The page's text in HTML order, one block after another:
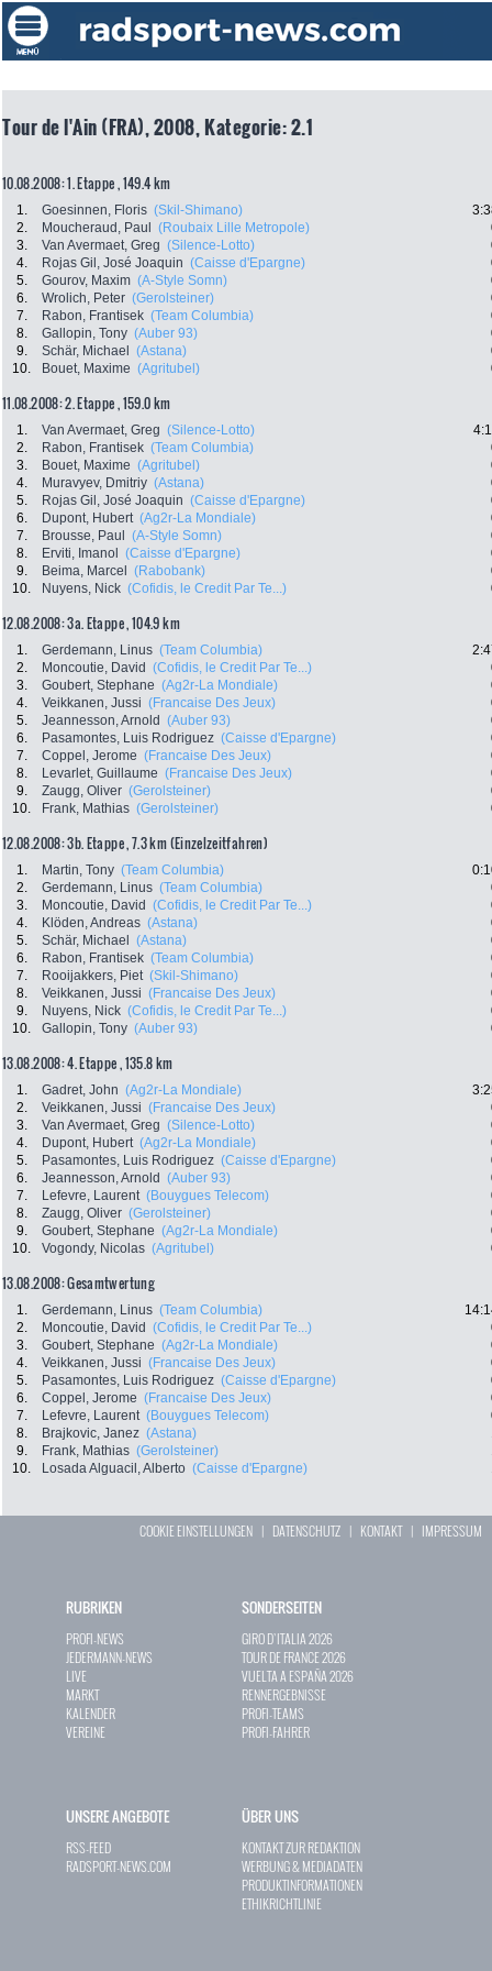
Tour de l'Ain (FRA), 2008, Kategorie: 2.1
10.08.2008: 1. Etappe , 149.4 km
1. Goesinnen, Floris (Skil-Shimano)
2.
Moucheraud, Paul (Roubaix Lille Metropole)
3.
Van Avermaet, Greg (Silence-Lotto)
4.
Rojas Gil, José Joaquin (Caisse d'Epargne)
5.
Gourov, Maxim (A-Style Somn)
6.
Wrolich, Peter (Gerolsteiner)
7.
Rabon, Frantisek (Team Columbia)
8.
Gallopin, Tony (Auber 93)
9.
Schär, Michael (Astana)
10.
Bouet, Maxime (Agritubel)
11.08.2008: 2. Etappe , 159.0 km
1. Van Avermaet, Greg (Silence-Lotto)
2.
Rabon, Frantisek (Team Columbia)
3.
Bouet, Maxime (Agritubel)
4.
Muravyev, Dmitriy (Astana)
5.
Rojas Gil, José Joaquin (Caisse d'Epargne)
6.
Dupont, Hubert (Ag2r-La Mondiale)
7.
Brousse, Paul (A-Style Somn)
8.
Erviti, Imanol (Caisse d'Epargne)
9.
Beima, Marcel (Rabobank)
10.
Nuyens, Nick (Cofidis, le Credit Par Te...)
12.08.2008: 3a. Etappe , 104.9 km
1. Gerdemann, Linus (Team Columbia)
2.
Moncoutie, David (Cofidis, le Credit Par Te...)
3.
Goubert, Stephane (Ag2r-La Mondiale)
4.
Veikkanen, Jussi (Francaise Des Jeux)
5.
Jeannesson, Arnold (Auber 93)
6.
Pasamontes, Luis Rodriguez (Caisse d'Epargne)
7.
Coppel, Jerome (Francaise Des Jeux)
8.
Levarlet, Guillaume (Francaise Des Jeux)
9.
Zaugg, Oliver (Gerolsteiner)
10.
Frank, Mathias (Gerolsteiner)
12.08.2008: 3b. Etappe , 7.3 km (Einzelzeitfahren)
1. Martin, Tony (Team Columbia)
2.
Gerdemann, Linus (Team Columbia)
3.
Moncoutie, David (Cofidis, le Credit Par Te...)
4.
Klöden, Andreas (Astana)
5.
Schär, Michael (Astana)
6.
Rabon, Frantisek (Team Columbia)
7.
Rooijakkers, Piet (Skil-Shimano)
8.
Veikkanen, Jussi (Francaise Des Jeux)
9.
Nuyens, Nick (Cofidis, le Credit Par Te...)
10.
Gallopin, Tony (Auber 93)
13.08.2008: 4. Etappe , 135.8 km
1. Gadret, John (Ag2r-La Mondiale)
2.
Veikkanen, Jussi (Francaise Des Jeux)
3.
Van Avermaet, Greg (Silence-Lotto)
4.
Dupont, Hubert (Ag2r-La Mondiale)
5.
Pasamontes, Luis Rodriguez (Caisse d'Epargne)
6.
Jeannesson, Arnold (Auber 93)
7.
Lefevre, Laurent (Bouygues Telecom)
8.
Zaugg, Oliver (Gerolsteiner)
9.
Goubert, Stephane (Ag2r-La Mondiale)
10.
Vogondy, Nicolas (Agritubel)
13.08.2008: Gesamtwertung
1. Gerdemann, Linus (Team Columbia)
2.
Moncoutie, David (Cofidis, le Credit Par Te...)
3.
Goubert, Stephane (Ag2r-La Mondiale)
4.
Veikkanen, Jussi (Francaise Des Jeux)
5.
Pasamontes, Luis Rodriguez (Caisse d'Epargne)
6.
Coppel, Jerome (Francaise Des Jeux)
7.
Lefevre, Laurent (Bouygues Telecom)
8.
Brajkovic, Janez (Astana)
9.
Frank, Mathias (Gerolsteiner)
10.
Losada Alguacil, Alberto (Caisse d'Epargne)
COOKIE EINSTELLUNGEN | DATENSCHUTZ | KONTAKT| IMPRESSUM
RUBRIKEN
PROFI-NEWS
JEDERMANN-NEWS
LIVE
MARKT
KALENDER
VEREINE
SONDERSEITEN
GIRO D`ITALIA 2026
TOUR DE FRANCE 2026
VUELTA A ESPAÑA 2026
RENNERGEBNISSE
PROFI-TEAMS
PROFI-FAHRER
UNSERE ANGEBOTE
RSS-FEED
RADSPORT-NEWS.COM
ÜBER UNS
KONTAKT ZUR REDAKTION
WERBUNG & MEDIADATEN
PRODUKTINFORMATIONEN
ETHIKRICHTLINIE